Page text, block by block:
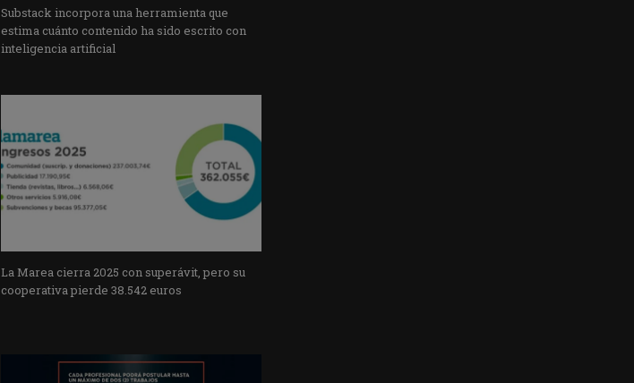
Substack incorpora una herramienta que
estima cuánto contenido ha sido escrito con
inteligencia artificial
La Marea cierra 2025 con superávit, pero su
cooperativa pierde 38.542 euros